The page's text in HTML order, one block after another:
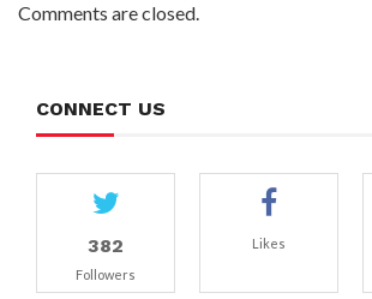
Comments are closed.
CONNECT US
382
Followers
Likes